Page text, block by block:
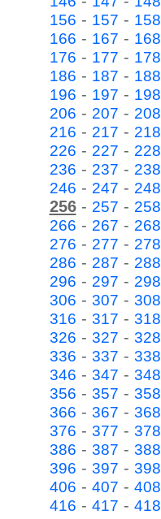
156 - 157 - 158
166 - 167 - 168
176 - 177 - 178
186 - 187 - 188
196 - 197 - 198
206 - 207 - 208
216 - 217 - 218
226 - 227 - 228
236 - 237 - 238
246 - 247 - 248
256- 257 - 258
266 - 267 - 268
276 - 277 - 278
286 - 287 - 288
296 - 297 - 298
306 - 307 - 308
316 - 317 - 318
326 - 327 - 328
336 - 337 - 338
346 - 347 - 348
356 - 357 - 358
366 - 367 - 368
376 - 377 - 378
386 - 387 - 388
396 - 397 - 398
406 - 407 - 408
416 - 417 - 418